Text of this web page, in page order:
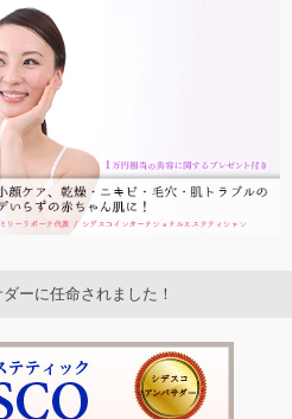
ーに任命されました！